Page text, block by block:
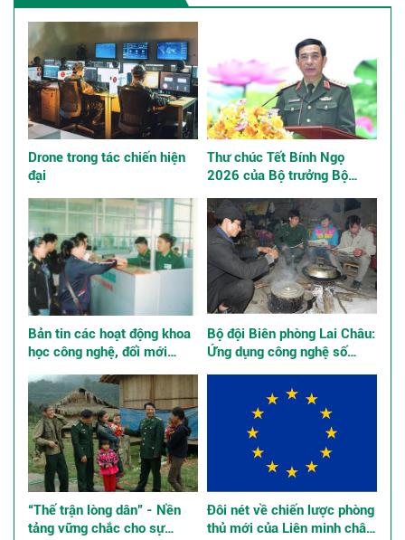
Drone trong tác chiến hiện
đại
Thư chúc Tết Bính Ngọ
2026 của Bộ trưởng Bộ
Bản tin các hoạt động khoa
học công nghệ, đổi mới
Bộ đội Biên phòng Lai Châu:
Ứng dụng công nghệ số
“Thế trận lòng dân” - Nền
tảng vững chắc cho sự
Đôi nét về chiến lược phòng
thủ mới của Liên minh châu